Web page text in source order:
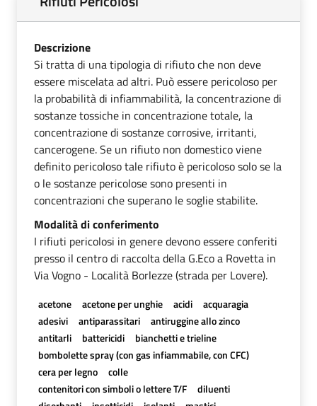
Descrizione
Si tratta di una tipologia di rifiuto che non deve
essere miscelata ad altri. Può essere pericoloso per
la probabilità di infiammabilità, la concentrazione di
sostanze tossiche in concentrazione totale, la
concentrazione di sostanze corrosive, irritanti,
cancerogene. Se un rifiuto non domestico viene
definito pericoloso tale rifiuto è pericoloso solo se la
o le sostanze pericolose sono presenti in
concentrazioni che superano le soglie stabilite.
Modalità di conferimento
I rifiuti pericolosi in genere devono essere conferiti
presso il centro di raccolta della G.Eco a Rovetta in
Via Vogno - Località Borlezze (strada per Lovere).
acetone acetone per unghie acidi
acquaragia
adesivi
antiparassitari
antiruggine allo zinco
antitarli
battericidi
bianchetti e trieline
bombolette spray (con gas infiammabile, con CFC)
cera per legno
colle
contenitori con simboli o lettere T/F
diluenti